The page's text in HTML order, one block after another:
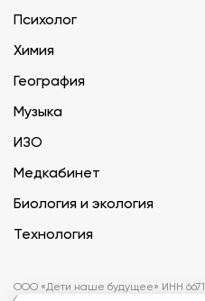
Психолог
Химия
География
Музыка
ИЗО
Медкабинет
Биология и экология
Технология
ООО «Дети наше будущее» ИНН
667101001 БИК 046577674